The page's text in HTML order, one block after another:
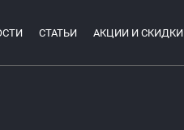
СТАТЬИ АКЦИИ И СКИДКИ